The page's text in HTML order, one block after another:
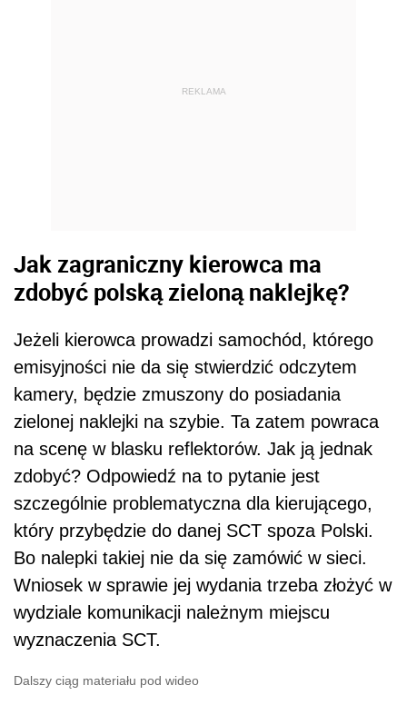
REKLAMA
Jak zagraniczny kierowca ma
zdobyć polską zieloną naklejkę?
Jeżeli kierowca prowadzi samochód, którego
emisyjności nie da się stwierdzić odczytem
kamery, będzie zmuszony do posiadania
zielonej naklejki na szybie. Ta zatem powraca
na scenę w blasku reflektorów. Jak ją jednak
zdobyć? Odpowiedź na to pytanie jest
szczególnie problematyczna dla kierującego,
który przybędzie do danej SCT spoza Polski.
Bo nalepki takiej nie da się zamówić w sieci.
Wniosek w sprawie jej wydania trzeba złożyć w
wydziale komunikacji należnym miejscu
wyznaczenia SCT.
Dalszy ciąg materiału pod wideo